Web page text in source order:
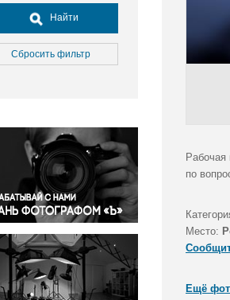
Досуг, туризм и отдых
Культура
Медицина
Окружающая среда
Политика
Правосудие
Происшествия и конфликты
Религия
Светская жизнь
Спорт
Экология
Экономика и бизнес
Найти
Сбросить фильтр
по
Место:
Ещё